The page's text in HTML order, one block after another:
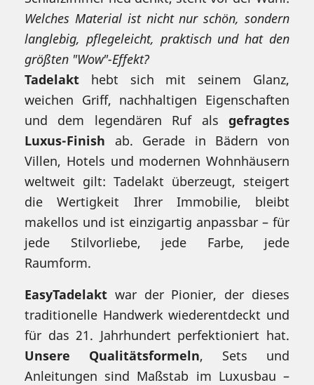
Welches Material ist nicht nur schön, sondern
langlebig, pflegeleicht, praktisch und hat den
größten "Wow"-Effekt?
Tadelakt hebt sich mit seinem Glanz,
weichen Griff, nachhaltigen Eigenschaften
und dem legendären Ruf als gefragtes
Luxus-Finish ab. Gerade in Bädern von
Villen, Hotels und modernen Wohnhäusern
weltweit gilt: Tadelakt überzeugt, steigert
die Wertigkeit Ihrer Immobilie, bleibt
makellos und ist einzigartig anpassbar – für
jede Stilvorliebe, jede Farbe, jede
Raumform.
EasyTadelakt war der Pionier, der dieses
traditionelle Handwerk wiederentdeckt und
für das 21. Jahrhundert perfektioniert hat.
Unsere Qualitätsformeln, Sets und
Anleitungen sind Maßstab im Luxusbau –